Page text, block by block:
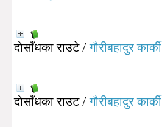
दोसाँधका राउटे/गौरीबहादुर कार्की
दोसाँधका राउट/गौरीबहादुर कार्की